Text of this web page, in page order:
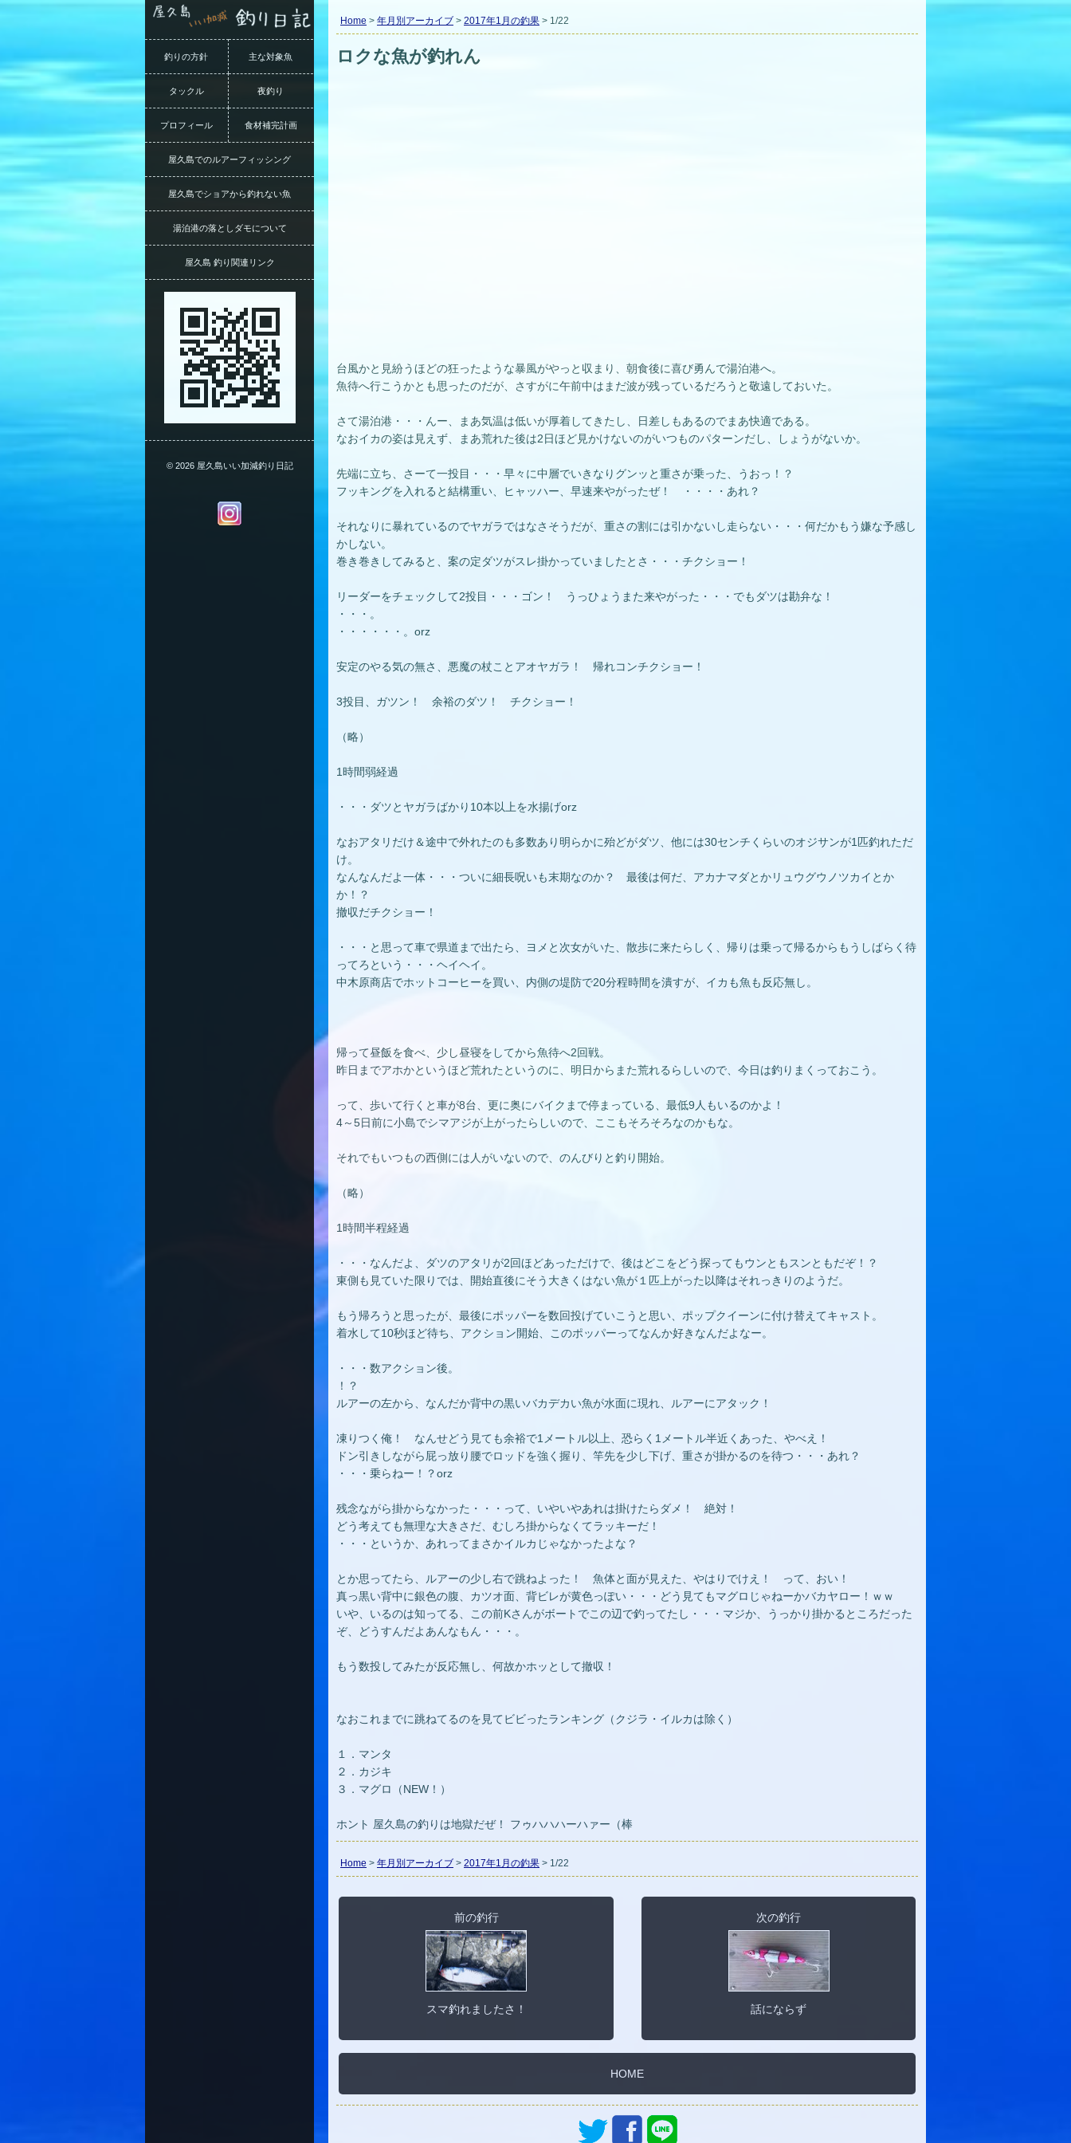
Home > 年月別アーカイブ > 2017年1月の釣果 > 1/22
ロクな魚が釣れん
台風かと見紛うほどの狂ったような暴風がやっと収まり、朝食後に喜び勇んで湯泊港へ。
魚待へ行こうかとも思ったのだが、さすがに午前中はまだ波が残っているだろうと敬遠しておいた。
さて湯泊港・・・んー、まあ気温は低いが厚着してきたし、日差しもあるのでまあ快適である。
なおイカの姿は見えず、まあ荒れた後は2日ほど見かけないのがいつものパターンだし、しょうがないか。
先端に立ち、さーて一投目・・・早々に中層でいきなりグンッと重さが乗った、うおっ！？
フッキングを入れると結構重い、ヒャッハー、早速来やがったぜ！ ・・・・あれ？
それなりに暴れているのでヤガラではなさそうだが、重さの割には引かないし走らない・・・何だかもう嫌な予感し
かしない。
巻き巻きしてみると、案の定ダツがスレ掛かっていましたとさ・・・チクショー！
リーダーをチェックして2投目・・・ゴン！ うっひょうまた来やがった・・・でもダツは勘弁な！
・・・。
・・・・・・。orz
安定のやる気の無さ、悪魔の杖ことアオヤガラ！ 帰れコンチクショー！
3投目、ガツン！ 余裕のダツ！ チクショー！
（略）
1時間弱経過
・・・ダツとヤガラばかり10本以上を水揚げorz
なおアタリだけ＆途中で外れたのも多数あり明らかに殆どがダツ、他には30センチくらいのオジサンが1匹釣れただ
け。
なんなんだよ一体・・・ついに細長呪いも末期なのか？ 最後は何だ、アカナマダとかリュウグウノツカイとか
か！？
撤収だチクショー！
・・・と思って車で県道まで出たら、ヨメと次女がいた、散歩に来たらしく、帰りは乗って帰るからもうしばらく待
ってろという・・・ヘイヘイ。
中木原商店でホットコーヒーを買い、内側の堤防で20分程時間を潰すが、イカも魚も反応無し。
帰って昼飯を食べ、少し昼寝をしてから魚待へ2回戦。
昨日までアホかというほど荒れたというのに、明日からまた荒れるらしいので、今日は釣りまくっておこう。
って、歩いて行くと車が8台、更に奥にバイクまで停まっている、最低9人もいるのかよ！
4～5日前に小島でシマアジが上がったらしいので、ここもそろそろなのかもな。
それでもいつもの西側には人がいないので、のんびりと釣り開始。
（略）
1時間半程経過
・・・なんだよ、ダツのアタリが2回ほどあっただけで、後はどこをどう探ってもウンともスンともだぞ！？
東側も見ていた限りでは、開始直後にそう大きくはない魚が１匹上がった以降はそれっきりのようだ。
もう帰ろうと思ったが、最後にポッパーを数回投げていこうと思い、ポップクイーンに付け替えてキャスト。
着水して10秒ほど待ち、アクション開始、このポッパーってなんか好きなんだよなー。
・・・数アクション後。
！？
ルアーの左から、なんだか背中の黒いバカデカい魚が水面に現れ、ルアーにアタック！
凍りつく俺！ なんせどう見ても余裕で1メートル以上、恐らく1メートル半近くあった、やべえ！
ドン引きしながら屁っ放り腰でロッドを強く握り、竿先を少し下げ、重さが掛かるのを待つ・・・あれ？
・・・乗らねー！？orz
残念ながら掛からなかった・・・って、いやいやあれは掛けたらダメ！ 絶対！
どう考えても無理な大きさだ、むしろ掛からなくてラッキーだ！
・・・というか、あれってまさかイルカじゃなかったよな？
とか思ってたら、ルアーの少し右で跳ねよった！ 魚体と面が見えた、やはりでけえ！ って、おい！
真っ黒い背中に銀色の腹、カツオ面、背ビレが黄色っぽい・・・どう見てもマグロじゃねーかバカヤロー！ｗｗ
いや、いるのは知ってる、この前Kさんがボートでこの辺で釣ってたし・・・マジか、うっかり掛かるところだった
ぞ、どうすんだよあんなもん・・・。
もう数投してみたが反応無し、何故かホッとして撤収！
なおこれまでに跳ねてるのを見てビビったランキング（クジラ・イルカは除く）
１．マンタ
２．カジキ
３．マグロ（NEW！）
ホント 屋久島の釣りは地獄だぜ！ フゥハハハーハァー（棒
Home > 年月別アーカイブ > 2017年1月の釣果 > 1/22
前の釣行
スマ釣れましたさ！
次の釣行
話にならず
HOME
釣りの方針 主な対象魚
タックル 夜釣り
プロフィール 食材補完計画
屋久島でのルアーフィッシング
屋久島でショアから釣れない魚
湯泊港の落としダモについて
屋久島 釣り関連リンク
© 2026 屋久島いい加減釣り日記